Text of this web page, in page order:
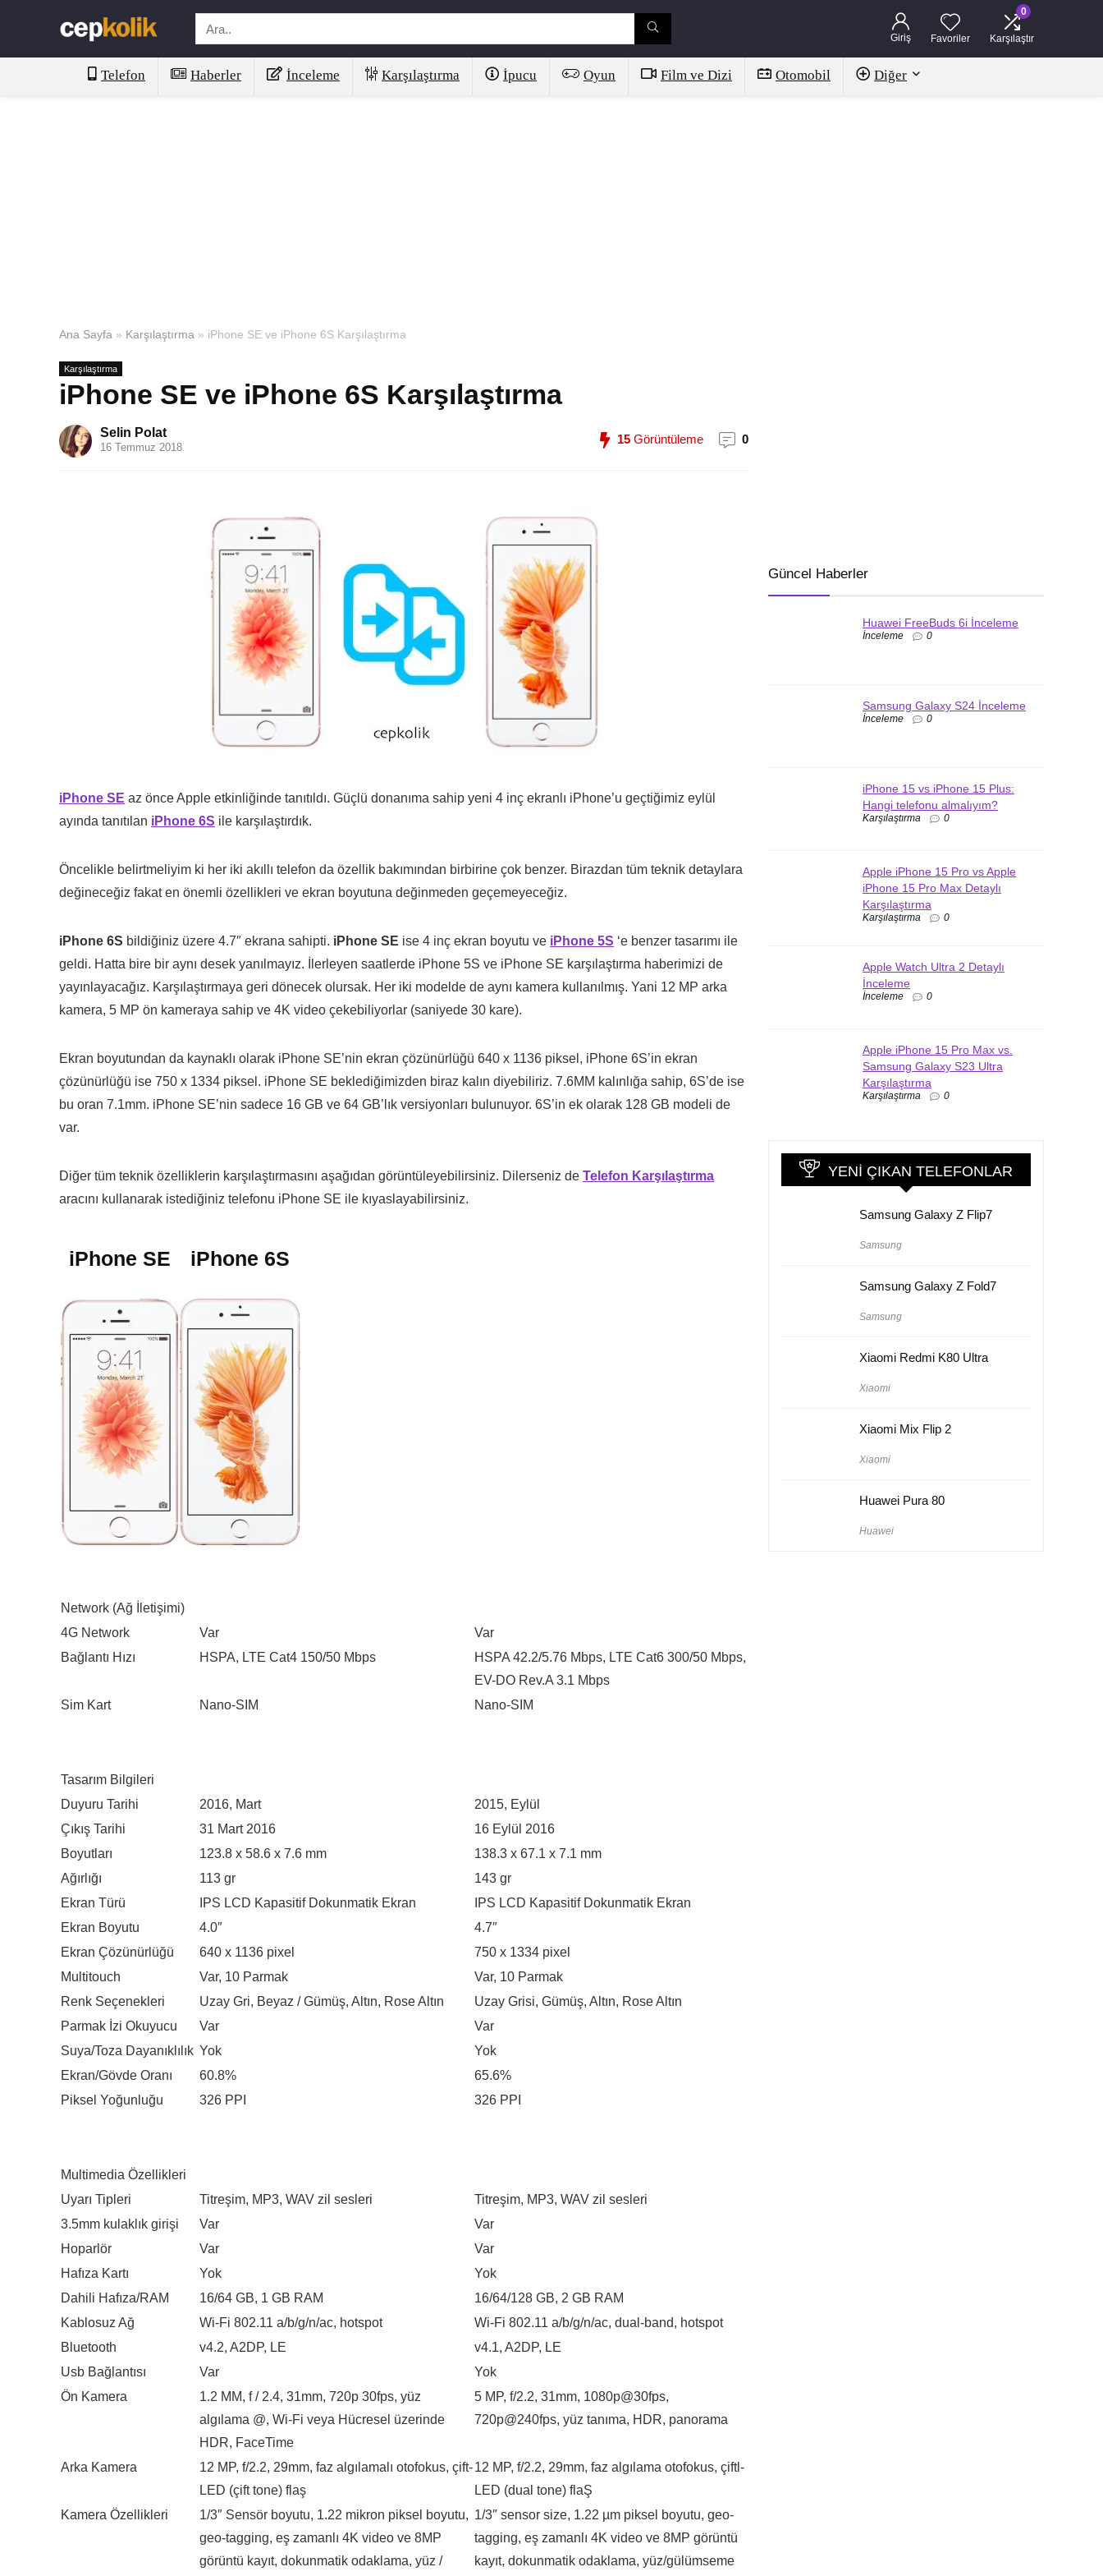
Giriş Favoriler
0
Karşılaştır
Telefon Haberler İnceleme Karşılaştırma İpucu Oyun Film ve Dizi Otomobil Diğer
Ana Sayfa » Karşılaştırma » iPhone SE ve iPhone 6S Karşılaştırma
Karşılaştırma
iPhone SE ve iPhone 6S Karşılaştırma
Selin Polat
16 Temmuz 2018
15 Görüntüleme 0
iPhone SE az önce Apple etkinliğinde tanıtıldı. Güçlü donanıma sahip yeni 4 inç ekranlı iPhone’u geçtiğimiz eylül
ayında tanıtılan iPhone 6S ile karşılaştırdık.
Öncelikle belirtmeliyim ki her iki akıllı telefon da özellik bakımından birbirine çok benzer. Birazdan tüm teknik detaylara
değineceğiz fakat en önemli özellikleri ve ekran boyutuna değinmeden geçemeyeceğiz.
iPhone 6S bildiğiniz üzere 4.7″ ekrana sahipti. iPhone SE ise 4 inç ekran boyutu ve iPhone 5S ‘e benzer tasarımı ile
geldi. Hatta bire bir aynı desek yanılmayız. İlerleyen saatlerde iPhone 5S ve iPhone SE karşılaştırma haberimizi de
yayınlayacağız. Karşılaştırmaya geri dönecek olursak. Her iki modelde de aynı kamera kullanılmış. Yani 12 MP arka
kamera, 5 MP ön kameraya sahip ve 4K video çekebiliyorlar (saniyede 30 kare).
Ekran boyutundan da kaynaklı olarak iPhone SE’nin ekran çözünürlüğü 640 x 1136 piksel, iPhone 6S’in ekran
çözünürlüğü ise 750 x 1334 piksel. iPhone SE beklediğimizden biraz kalın diyebiliriz. 7.6MM kalınlığa sahip, 6S’de ise
bu oran 7.1mm. iPhone SE’nin sadece 16 GB ve 64 GB’lık versiyonları bulunuyor. 6S’in ek olarak 128 GB modeli de
var.
Diğer tüm teknik özelliklerin karşılaştırmasını aşağıdan görüntüleyebilirsiniz. Dilerseniz de Telefon Karşılaştırma
aracını kullanarak istediğiniz telefonu iPhone SE ile kıyaslayabilirsiniz.
iPhone SE iPhone 6S
Network (Ağ İletişimi)
4G Network
Var
Var
Bağlantı Hızı
HSPA, LTE Cat4 150/50 Mbps
HSPA 42.2/5.76 Mbps, LTE Cat6 300/50 Mbps,
EV-DO Rev.A 3.1 Mbps
Sim Kart
Nano-SIM Nano-SIM
Tasarım Bilgileri
Duyuru Tarihi
2016, Mart
2015, Eylül
Çıkış Tarihi
31 Mart 2016
16 Eylül 2016
Boyutları
123.8 x 58.6 x 7.6 mm
138.3 x 67.1 x 7.1 mm
Ağırlığı
113 gr
143 gr
Ekran Türü
IPS LCD Kapasitif Dokunmatik Ekran
IPS LCD Kapasitif Dokunmatik Ekran
Ekran Boyutu
4.0″
4.7″
Ekran Çözünürlüğü
640 x 1136 pixel
750 x 1334 pixel
Multitouch
Var, 10 Parmak
Var, 10 Parmak
Renk Seçenekleri
Uzay Gri, Beyaz / Gümüş, Altın, Rose Altın
Uzay Grisi, Gümüş, Altın, Rose Altın
Parmak İzi Okuyucu
Var
Var
Suya/Toza Dayanıklılık Yok
Yok
Ekran/Gövde Oranı
60.8%
65.6%
Piksel Yoğunluğu
326 PPI 326 PPI
Multimedia Özellikleri
Uyarı Tipleri
Titreşim, MP3, WAV zil sesleri
Titreşim, MP3, WAV zil sesleri
3.5mm kulaklık girişi
Var
Var
Hoparlör
Var
Var
Hafıza Kartı
Yok
Yok
Dahili Hafıza/RAM
16/64 GB, 1 GB RAM
16/64/128 GB, 2 GB RAM
Kablosuz Ağ
Wi-Fi 802.11 a/b/g/n/ac, hotspot
Wi-Fi 802.11 a/b/g/n/ac, dual-band, hotspot
Bluetooth
v4.2, A2DP, LE
v4.1, A2DP, LE
Usb Bağlantısı
Var
Yok
Ön Kamera
1.2 MM, f / 2.4, 31mm, 720p 30fps, yüz
algılama @, Wi-Fi veya Hücresel üzerinde
HDR, FaceTime
5 MP, f/2.2, 31mm, 1080p@30fps,
720p@240fps, yüz tanıma, HDR, panorama
Arka Kamera
12 MP, f/2.2, 29mm, faz algılamalı otofokus, çift-
LED (çift tone) flaş
12 MP, f/2.2, 29mm, faz algılama otofokus, çiftl-
LED (dual tone) flaŞ
Kamera Özellikleri
1/3″ Sensör boyutu, 1.22 mikron piksel boyutu,
geo-tagging, eş zamanlı 4K video ve 8MP
görüntü kayıt, dokunmatik odaklama, yüz /
1/3″ sensor size, 1.22 µm piksel boyutu, geo-
tagging, eş zamanlı 4K video ve 8MP görüntü
kayıt, dokunmatik odaklama, yüz/gülümseme
Güncel Haberler
Huawei FreeBuds 6i İnceleme
İnceleme 0
Samsung Galaxy S24 İnceleme
İnceleme 0
iPhone 15 vs iPhone 15 Plus:
Hangi telefonu almalıyım?
Karşılaştırma 0
Apple iPhone 15 Pro vs Apple
iPhone 15 Pro Max Detaylı
Karşılaştırma
Karşılaştırma 0
Apple Watch Ultra 2 Detaylı
İnceleme
İnceleme 0
Apple iPhone 15 Pro Max vs.
Samsung Galaxy S23 Ultra
Karşılaştırma
Karşılaştırma 0
YENI ÇIKAN TELEFONLAR
Samsung Galaxy Z Flip7
Samsung
Samsung Galaxy Z Fold7
Samsung
Xiaomi Redmi K80 Ultra
Xiaomi
Xiaomi Mix Flip 2
Xiaomi
Huawei Pura 80
Huawei